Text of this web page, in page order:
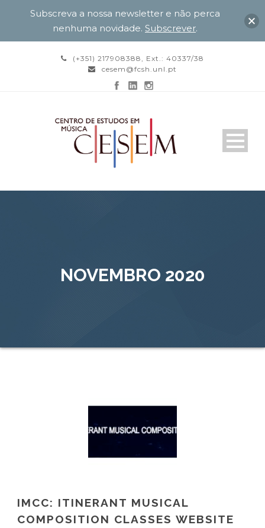
(+351) 217908388, Ext.: 40337/38
cesem@fcsh.unl.pt
NOVEMBRO 2020
IMCC: ITINERANT MUSICAL
COMPOSITION CLASSES WEBSITE
Subscreva a nossa newsletter e não perca
nenhuma novidade. Subscrever.